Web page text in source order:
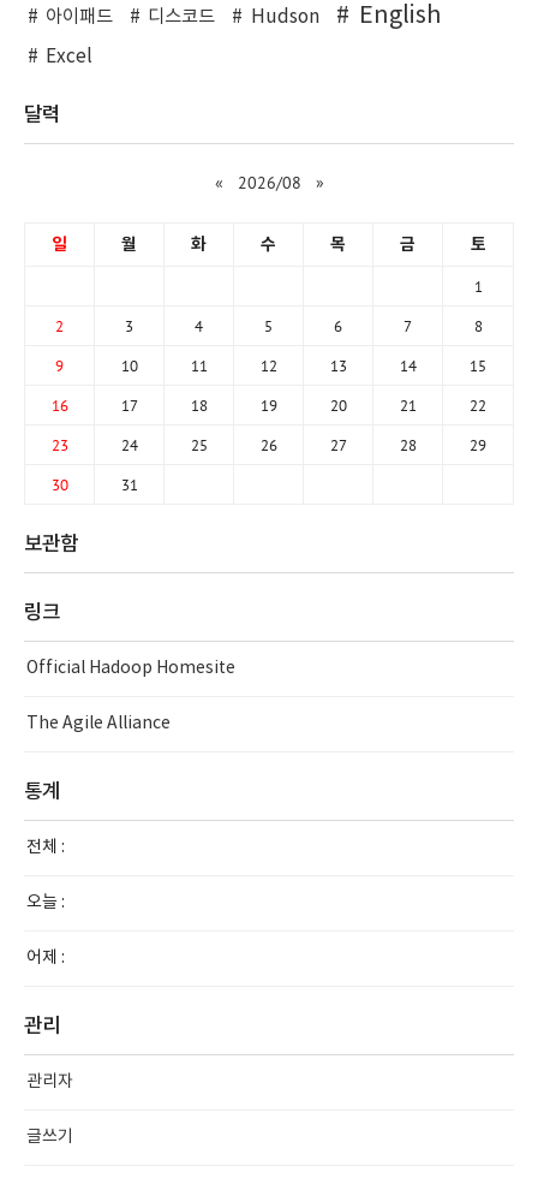
아이패드 디스코드 Hudson English
Excel
달력
« 2026/08 »
일 월 화 수 목 금 토
1
2 3 4 5 6 7 8
9 10 11 12 13 14 15
16 17 18 19 20 21 22
23 24 25 26 27 28 29
30 31
보관함
링크
Official Hadoop Homesite
The Agile Alliance
통계
전체 :
오늘 :
어제 :
관리
관리자
글쓰기